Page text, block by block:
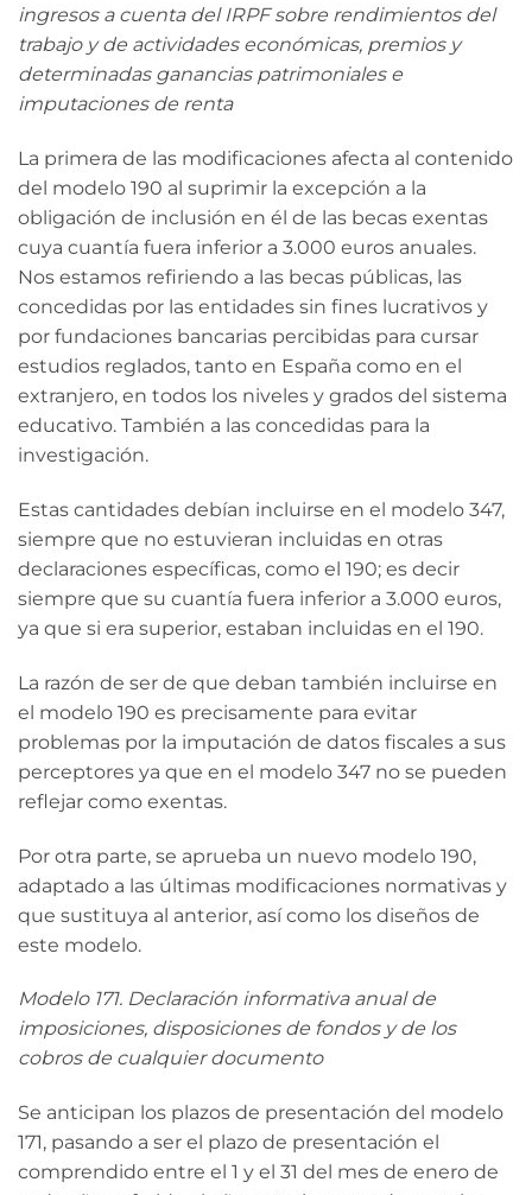
ingresos a cuenta del IRPF sobre rendimientos del
trabajo y de actividades económicas, premios y
determinadas ganancias patrimoniales e
imputaciones de renta
La primera de las modificaciones afecta al contenido
del modelo 190 al suprimir la excepción a la
obligación de inclusión en él de las becas exentas
cuya cuantía fuera inferior a 3.000 euros anuales.
Nos estamos refiriendo a las becas públicas, las
concedidas por las entidades sin fines lucrativos y
por fundaciones bancarias percibidas para cursar
estudios reglados, tanto en España como en el
extranjero, en todos los niveles y grados del sistema
educativo. También a las concedidas para la
investigación.
Estas cantidades debían incluirse en el modelo 347,
siempre que no estuvieran incluidas en otras
declaraciones específicas, como el 190; es decir
siempre que su cuantía fuera inferior a 3.000 euros,
ya que si era superior, estaban incluidas en el 190.
La razón de ser de que deban también incluirse en
el modelo 190 es precisamente para evitar
problemas por la imputación de datos fiscales a sus
perceptores ya que en el modelo 347 no se pueden
reflejar como exentas.
Por otra parte, se aprueba un nuevo modelo 190,
adaptado a las últimas modificaciones normativas y
que sustituya al anterior, así como los diseños de
este modelo.
Modelo 171. Declaración informativa anual de
imposiciones, disposiciones de fondos y de los
cobros de cualquier documento
Se anticipan los plazos de presentación del modelo
171, pasando a ser el plazo de presentación el
comprendido entre el 1 y el 31 del mes de enero de